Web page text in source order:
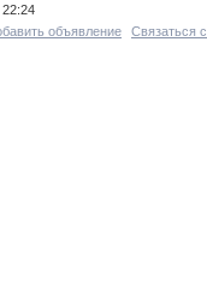
объявление Связаться